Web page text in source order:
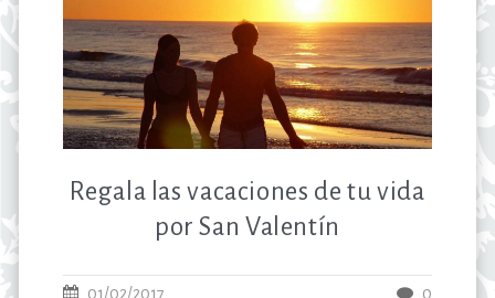
Regala las vacaciones de tu vida
por San Valentín
01/02/2017 0